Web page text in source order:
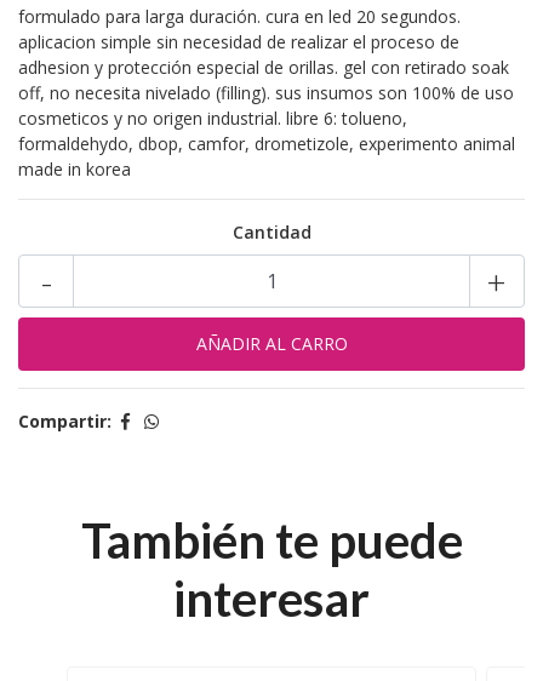
formulado para larga duración. cura en led 20 segundos.
aplicacion simple sin necesidad de realizar el proceso de
adhesion y protección especial de orillas. gel con retirado soak
off, no necesita nivelado (filling). sus insumos son 100% de uso
cosmeticos y no origen industrial. libre 6: tolueno,
formaldehydo, dbop, camfor, drometizole, experimento animal
made in korea
Cantidad
+
-
Compartir:
También te puede
interesar